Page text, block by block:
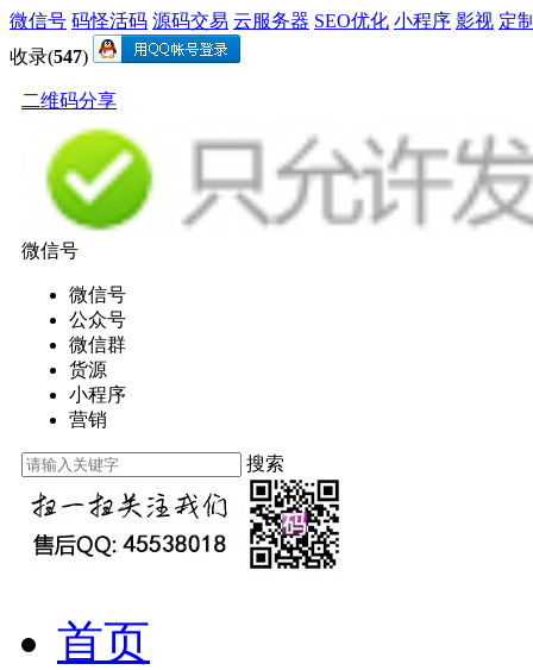
微信号 码怪活码 源码交易 云服务器 SEO优化 小程序 影视 定
收录(547)
二维码分享
微信号
微信号
公众号
微信群
货源
小程序
营销
搜索
首页